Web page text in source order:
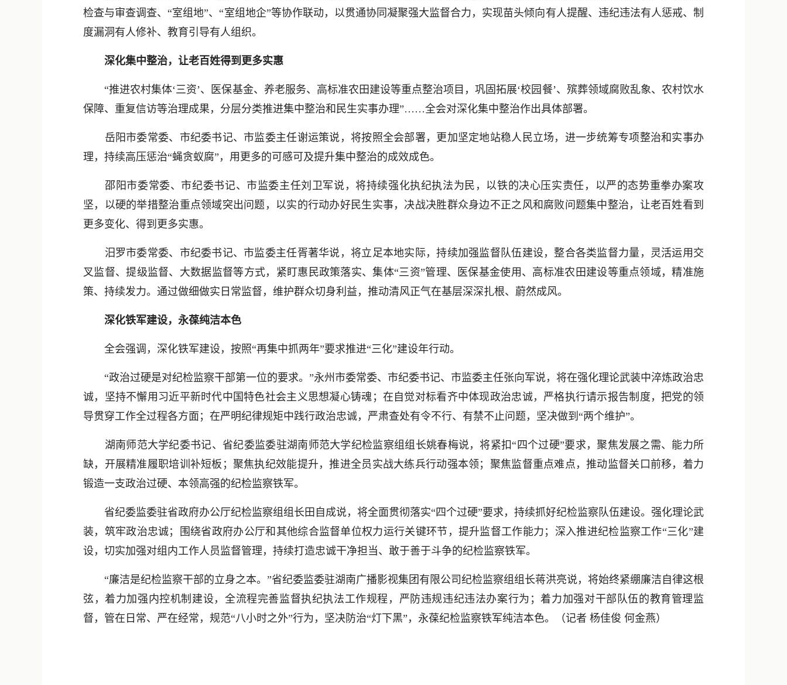
检查与审查调查、“室组地”、“室组地企”等协作联动，以贯通协同凝聚强大监督合力，实现苗头倾向有人提醒、违纪违法有人惩戒、制
度漏洞有人修补、教育引导有人组织。
深化集中整治，让老百姓得到更多实惠
“推进农村集体‘三资’、医保基金、养老服务、高标准农田建设等重点整治项目，巩固拓展‘校园餐’、殡葬领域腐败乱象、农村饮水
保障、重复信访等治理成果，分层分类推进集中整治和民生实事办理”……全会对深化集中整治作出具体部署。
岳阳市委常委、市纪委书记、市监委主任谢运策说，将按照全会部署，更加坚定地站稳人民立场，进一步统筹专项整治和实事办
理，持续高压惩治“蝇贪蚁腐”，用更多的可感可及提升集中整治的成效成色。
邵阳市委常委、市纪委书记、市监委主任刘卫军说，将持续强化执纪执法为民，以铁的决心压实责任，以严的态势重拳办案攻
坚，以硬的举措整治重点领域突出问题，以实的行动办好民生实事，决战决胜群众身边不正之风和腐败问题集中整治，让老百姓看到
更多变化、得到更多实惠。
汨罗市委常委、市纪委书记、市监委主任胥著华说，将立足本地实际，持续加强监督队伍建设，整合各类监督力量，灵活运用交
叉监督、提级监督、大数据监督等方式，紧盯惠民政策落实、集体“三资”管理、医保基金使用、高标准农田建设等重点领域，精准施
策、持续发力。通过做细做实日常监督，维护群众切身利益，推动清风正气在基层深深扎根、蔚然成风。
深化铁军建设，永葆纯洁本色
全会强调，深化铁军建设，按照“再集中抓两年”要求推进“三化”建设年行动。
“政治过硬是对纪检监察干部第一位的要求。”永州市委常委、市纪委书记、市监委主任张向军说，将在强化理论武装中淬炼政治忠
诚，坚持不懈用习近平新时代中国特色社会主义思想凝心铸魂；在自觉对标看齐中体现政治忠诚，严格执行请示报告制度，把党的领
导贯穿工作全过程各方面；在严明纪律规矩中践行政治忠诚，严肃查处有令不行、有禁不止问题，坚决做到“两个维护”。
湖南师范大学纪委书记、省纪委监委驻湖南师范大学纪检监察组组长姚春梅说，将紧扣“四个过硬”要求，聚焦发展之需、能力所
缺，开展精准履职培训补短板；聚焦执纪效能提升，推进全员实战大练兵行动强本领；聚焦监督重点难点，推动监督关口前移，着力
锻造一支政治过硬、本领高强的纪检监察铁军。
省纪委监委驻省政府办公厅纪检监察组组长田自成说，将全面贯彻落实“四个过硬”要求，持续抓好纪检监察队伍建设。强化理论武
装，筑牢政治忠诚；围绕省政府办公厅和其他综合监督单位权力运行关键环节，提升监督工作能力；深入推进纪检监察工作“三化”建
设，切实加强对组内工作人员监督管理，持续打造忠诚干净担当、敢于善于斗争的纪检监察铁军。
“廉洁是纪检监察干部的立身之本。”省纪委监委驻湖南广播影视集团有限公司纪检监察组组长蒋洪亮说，将始终紧绷廉洁自律这根
弦，着力加强内控机制建设，全流程完善监督执纪执法工作规程，严防违规违纪违法办案行为；着力加强对干部队伍的教育管理监
督，管在日常、严在经常，规范“八小时之外”行为，坚决防治“灯下黑”，永葆纪检监察铁军纯洁本色。（记者 杨佳俊 何金燕）